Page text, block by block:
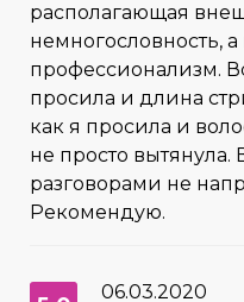
располагающая
немногословность, а
профессионализм.
просила и длина
как я просила и
не просто вытянула.
разговорами не
Рекомендую.
06.03.2020